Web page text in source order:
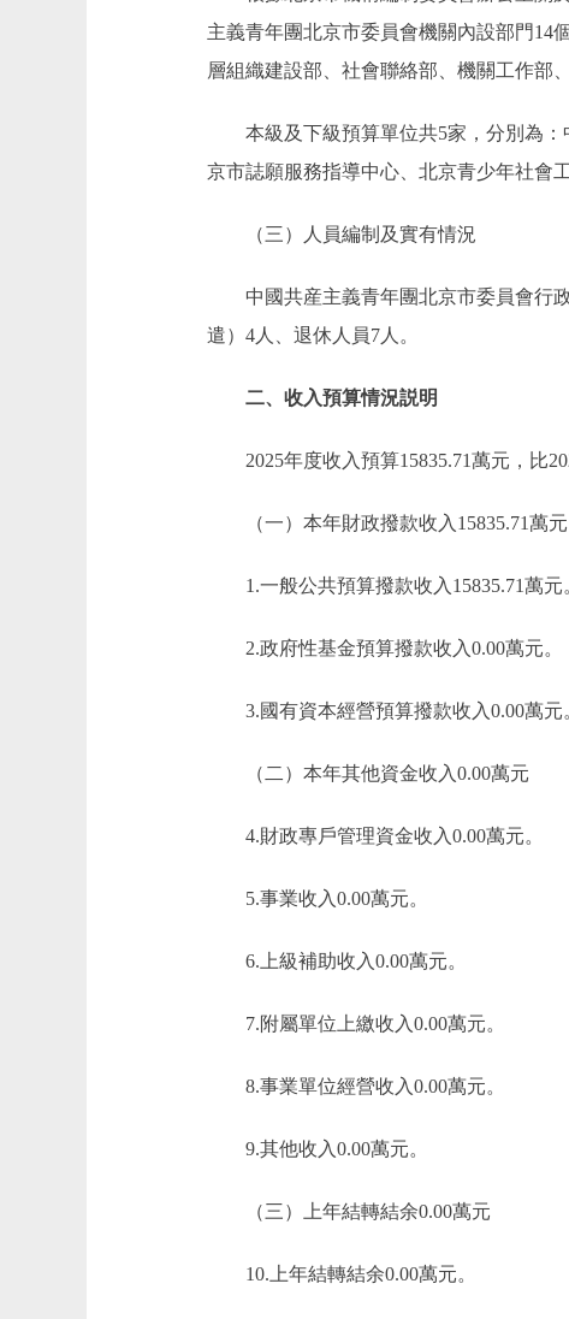
主義青年團北京市委員會機關內設部門14
層組織建設部、社會聯絡部、機關工作部
本級及下級預算單位共5家，分別為：
京市誌願服務指導中心、北京青少年社會
（三）人員編制及實有情況
中國共産主義青年團北京市委員會行政
遣）4人、退休人員7人。
二、收入預算情況説明
2025年度收入預算15835.71萬元，比
（一）本年財政撥款收入15835.71萬元
1.一般公共預算撥款收入15835.71萬元
2.政府性基金預算撥款收入0.00萬元。
3.國有資本經營預算撥款收入0.00萬元
（二）本年其他資金收入0.00萬元
4.財政專戶管理資金收入0.00萬元。
5.事業收入0.00萬元。
6.上級補助收入0.00萬元。
7.附屬單位上繳收入0.00萬元。
8.事業單位經營收入0.00萬元。
9.其他收入0.00萬元。
（三）上年結轉結余0.00萬元
10.上年結轉結余0.00萬元。